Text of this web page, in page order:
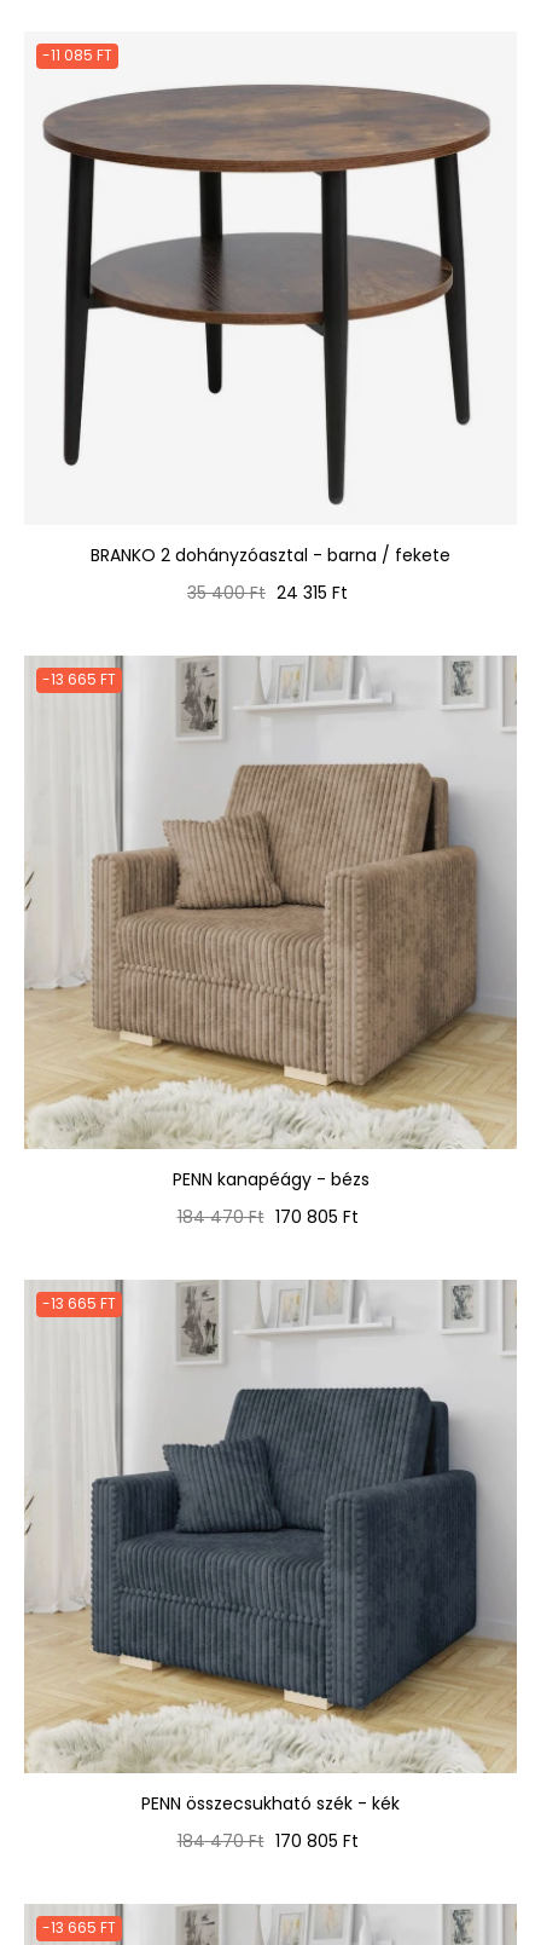
-11 085 FT
BRANKO 2 dohányzóasztal - barna / fekete
Normál
35 400 Ft Ár
24 315 Ft
-13 665 FT
PENN kanapéágy - bézs
Normál
184 470 Ft Ár
170 805 Ft
-13 665 FT
PENN összecsukható szék - kék
Normál
184 470 Ft Ár
170 805 Ft
-13 665 FT